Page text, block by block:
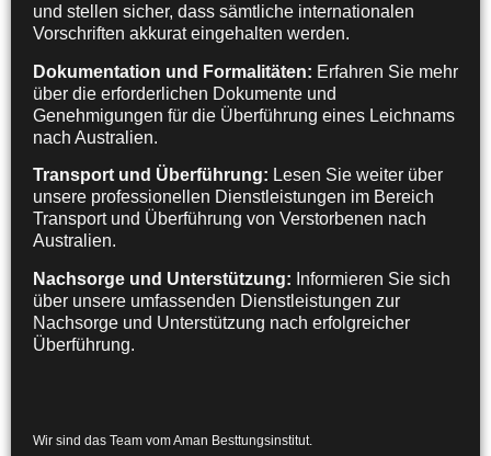
und stellen sicher, dass sämtliche internationalen
Vorschriften akkurat eingehalten werden.
Dokumentation und Formalitäten: Erfahren Sie mehr
über die erforderlichen Dokumente und
Genehmigungen für die Überführung eines Leichnams
nach Australien.
Transport und Überführung: Lesen Sie weiter über
unsere professionellen Dienstleistungen im Bereich
Transport und Überführung von Verstorbenen nach
Australien.
Nachsorge und Unterstützung: Informieren Sie sich
über unsere umfassenden Dienstleistungen zur
Nachsorge und Unterstützung nach erfolgreicher
Überführung.
Wir sind das Team vom Aman Besttungsinstitut.